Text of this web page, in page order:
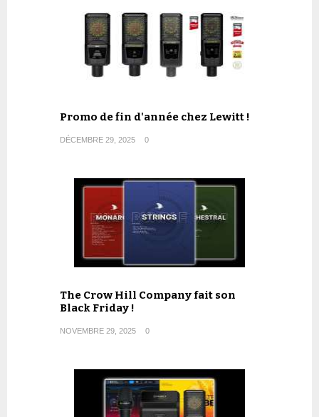
Promo de fin d'année chez Lewitt !
DÉCEMBRE 29, 2025 0
The Crow Hill Company fait son
Black Friday !
NOVEMBRE 29, 2025 0